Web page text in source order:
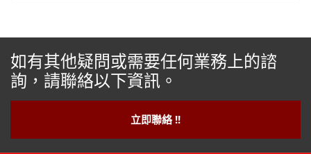
如有其他疑問或需要任何業務上的諮
詢，請聯絡以下資訊。
立即聯絡 !!